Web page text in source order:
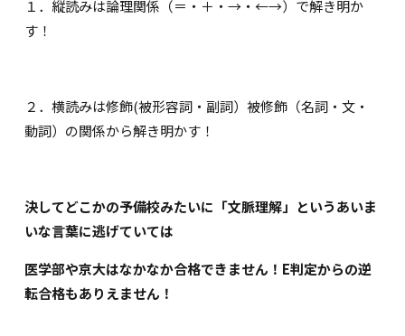
１．縦読みは論理関係（＝・＋・→・←→）で解き明か
す！
２．横読みは修飾(被形容詞・副詞）被修飾（名詞・文・
動詞）の関係から解き明かす！
決してどこかの予備校みたいに「文脈理解」というあいま
いな言葉に逃げていては
医学部や京大はなかなか合格できません！E判定からの逆
転合格もありえません！